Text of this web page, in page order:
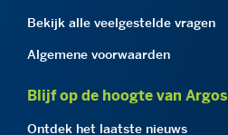
Bekijk alle veelgestelde vragen
Algemene voorwaarden
Blijf op de hoogte van Argos
Ontdek het laatste nieuws